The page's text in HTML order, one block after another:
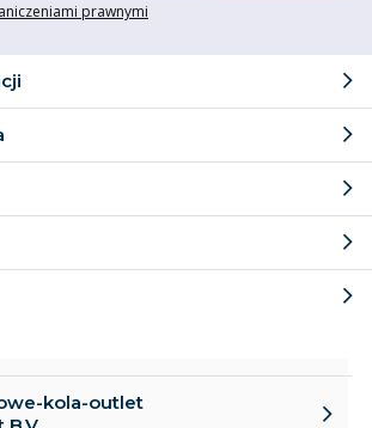
prawnymi
kola-outlet